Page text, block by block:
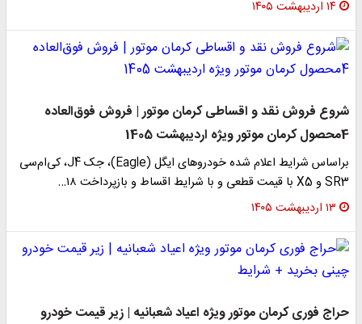
۱۴ اردیبهشت ۱۴۰۵
شروع فروش نقد و اقساطی کرمان موتور | فروش فوق‌العاده
4محصول کرمان موتور ویژه اردیبهشت 1405
براساس شرایط اعلام شده خودروهای ایگل (Eagle)، جک J4، کی‌ام‌سی
SR3 و X5 با قیمت قطعی و با شرایط اقساط و بازپرداخت ١٨…
۱۳ اردیبهشت ۱۴۰۵
حراج فوری کرمان موتور ویژه اعیاد شعبانیه | زیر قیمت خودرو